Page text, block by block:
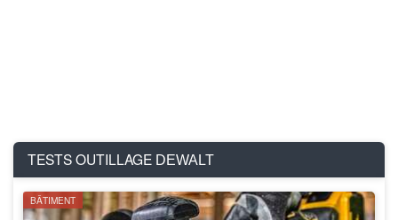
TESTS OUTILLAGE DEWALT
BÂTIMENT